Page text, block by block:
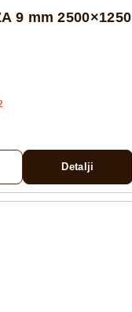
9 mm 2500×1250
Detalji